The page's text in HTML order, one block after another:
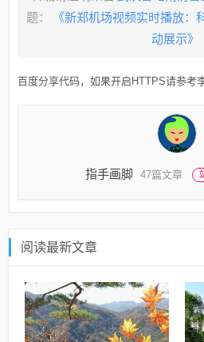
题：
《新郑机场视频实时播放：
动展示》
百度分享代码，如果开启HTTPS请参考
指手画脚 47篇文章
阅读最新文章